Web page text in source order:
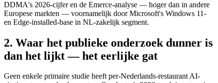
DDMA's 2026-cijfer en de Emerce-analyse — hoger dan in andere
Europese markten — voornamelijk door Microsoft's Windows 11-
en Edge-installed-base in NL-zakelijk segment.
2. Waar het publieke onderzoek dunner is
dan het lijkt — het eerlijke gat
Geen enkele primaire studie heeft per-Nederlands-restaurant AI-